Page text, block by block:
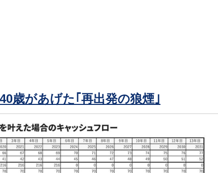
歳があげた｢再出発の狼煙｣